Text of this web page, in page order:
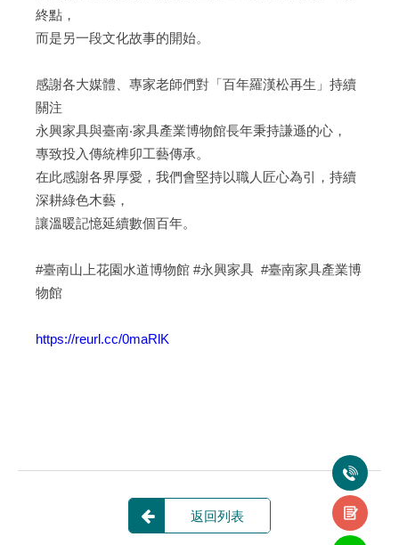
終點，
而是另一段文化故事的開始。
感謝各大媒體、專家老師們對「百年羅漢松再生」持續
關注
永興家具與臺南‧家具產業博物館長年秉持謙遜的心，
專致投入傳統榫卯工藝傳承。
在此感謝各界厚愛，我們會堅持以職人匠心為引，持續
深耕綠色木藝，
讓溫暖記憶延續數個百年。
#臺南山上花園水道博物館 #永興家具 #臺南家具產業博
物館
https://reurl.cc/0maRlK
返回列表